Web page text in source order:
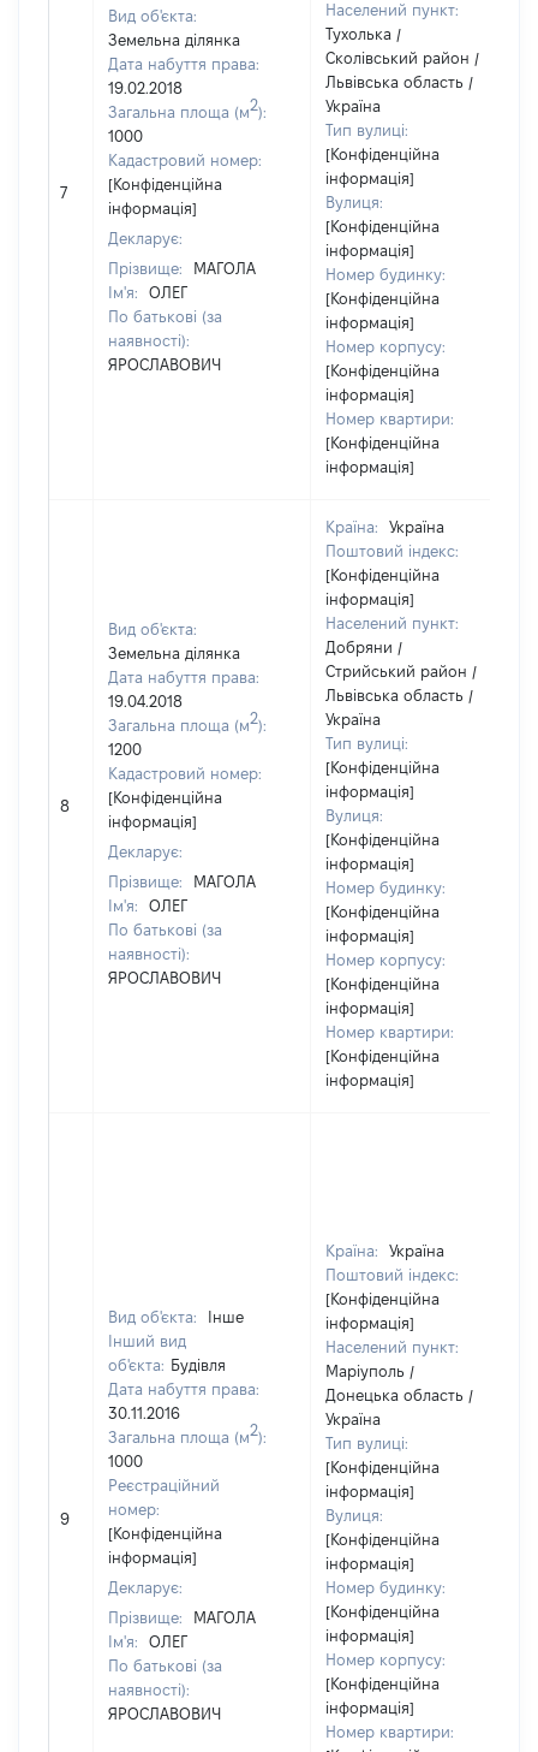
7
Вид об'єкта:
Земельна ділянка
Дата набуття права:
19.02.2018
Загальна площа (м2):
1000
Кадастровий номер:
[Конфіденційна
інформація]
Декларує:
Прізвище:
МАГОЛА
Ім'я:
ОЛЕГ
По батькові (за
наявності):
ЯРОСЛАВОВИЧ
Населений пункт:
Тухолька /
Сколівський район /
Львівська область /
Україна
Тип вулиці:
[Конфіденційна
інформація]
Вулиця:
[Конфіденційна
інформація]
Номер будинку:
[Конфіденційна
інформація]
Номер корпусу:
[Конфіденційна
інформація]
Номер квартири:
[Конфіденційна
інформація]
8
Вид об'єкта:
Земельна ділянка
Дата набуття права:
19.04.2018
Загальна площа (м2):
1200
Кадастровий номер:
[Конфіденційна
інформація]
Декларує:
Прізвище:
МАГОЛА
Ім'я:
ОЛЕГ
По батькові (за
наявності):
ЯРОСЛАВОВИЧ
Країна:
Україна
Поштовий індекс:
[Конфіденційна
інформація]
Населений пункт:
Добряни /
Стрийський район /
Львівська область /
Україна
Тип вулиці:
[Конфіденційна
інформація]
Вулиця:
[Конфіденційна
інформація]
Номер будинку:
[Конфіденційна
інформація]
Номер корпусу:
[Конфіденційна
інформація]
Номер квартири:
[Конфіденційна
інформація]
9
Вид об'єкта:
Інше
Інший вид
об'єкта: Будівля
Дата набуття права:
30.11.2016
Загальна площа (м2):
1000
Реєстраційний
номер:
[Конфіденційна
інформація]
Декларує:
Прізвище:
МАГОЛА
Ім'я:
ОЛЕГ
По батькові (за
наявності):
ЯРОСЛАВОВИЧ
Країна:
Україна
Поштовий індекс:
[Конфіденційна
інформація]
Населений пункт:
Маріуполь /
Донецька область /
Україна
Тип вулиці:
[Конфіденційна
інформація]
Вулиця:
[Конфіденційна
інформація]
Номер будинку:
[Конфіденційна
інформація]
Номер корпусу:
[Конфіденційна
інформація]
Номер квартири: